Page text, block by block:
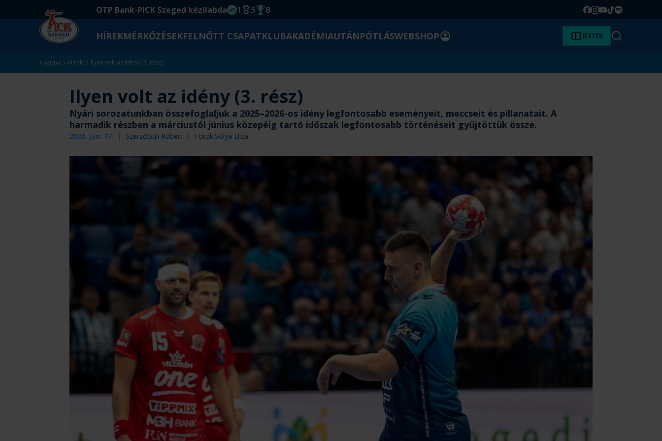
OTP Bank-PICK Szeged kézilabda
EHF kupagyőzelem 2014
1
Magyar Bajnoki cím
5
Magyar-Kupa győzelem
8 Facebook
Instagram
YouTube
TikTok
Spotify
HÍREKMÉRKŐZÉSEKFELNŐTT CSAPATKLUBAKADÉMIAUTÁNPÓTLÁSWEBSHOPBELÉPÉS Jegyek Keresés
Főoldal Hírek Ilyen volt az idény (3. rész)
Ilyen volt az idény (3. rész)
Nyári sorozatunkban összefoglaljuk a 2025–2026-os idény legfontosabb eseményeit, meccseit és pillanatait. A
harmadik részben a márciustól június közepéig tartó időszak legfontosabb történéseit gyűjtöttük össze.
2026. jún. 17. Szerző:Süli Róbert Fotók:Sólya Eliza